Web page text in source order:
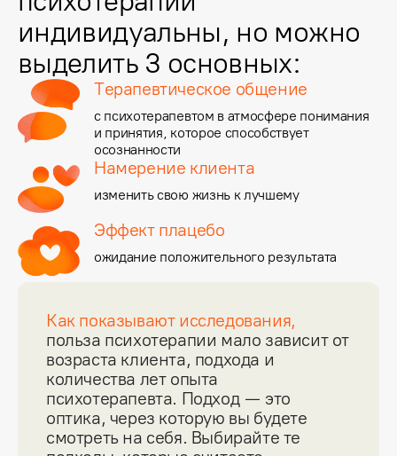
индивидуальны, но можно
выделить 3 основных:
Терапевтическое общение
с психотерапевтом в атмосфере понимания
и принятия, которое способствует
осознанности
Намерение клиента
изменить свою жизнь к лучшему
Эффект плацебо
ожидание положительного результата
Как показывают исследования,
польза психотерапии мало зависит от
возраста клиента, подхода и
количества лет опыта
психотерапевта. Подход — это
оптика, через которую вы будете
смотреть на себя. Выбирайте те